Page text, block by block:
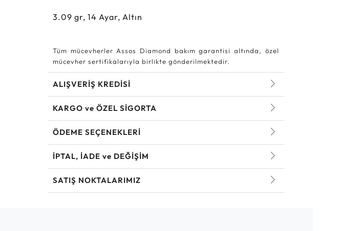
3.09gr,14Ayar, Altın
Tüm mücevherler Assos Diamond bakım garantisi altında, özel
mücevher sertifikalarıyla birlikte gönderilmektedir.
ALIŞVERİŞ KREDİSİ
KARGO ve ÖZEL SİGORTA
ÖDEME SEÇENEKLERİ
İPTAL, İADE ve DEĞİŞİM
SATIŞ NOKTALARIMIZ